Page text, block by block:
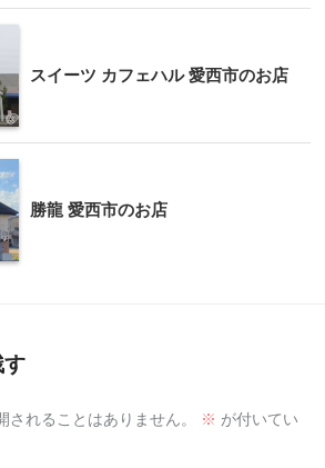
スイーツ カフェハル 愛西市のお店
勝龍 愛西市のお店
す
されることはありません。 ※ が付いてい